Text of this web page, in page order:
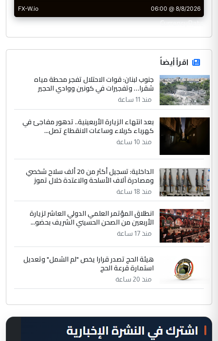
CurrencyRate
اقرأ أيضاً
جنوب لبنان: قوات الاحتلال تفجر محطة مياه
شقرا… وتفجيرات في كونين ووادي الحجير
منذ 11 ساعة
بعد انتهاء الزيارة الأربعينية.. تدهور مفاجئ في
كهرباء كربلاء وساعات الانقطاع تصل...
منذ 10 ساعة
الداخلية: تسجيل أكثر من 20 ألف سلاح شخصي
ومصادرة آلاف الأسلحة والاعتدة خلال تموز
منذ 18 ساعة
انطلاق المؤتمر العلمي الدولي العاشر لزيارة
الأربعين من الصحن الحسيني الشريف بحضو...
منذ 17 ساعة
هيئة الحج تصدر قرارا يخص "لم الشمل" وتعديل
استمارة قرعة الحج
منذ 20 ساعة